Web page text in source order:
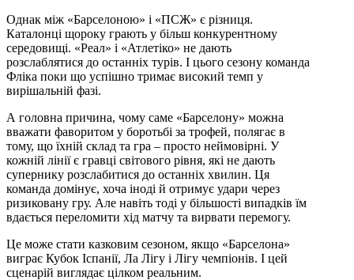
Однак між «Барселоною» і «ПСЖ» є різниця.
Каталонці щороку грають у більш конкурентному
середовищі. «Реал» і «Атлетіко» не дають
розслаблятися до останніх турів. І цього сезону команда
Фліка поки що успішно тримає високий темп у
вирішальній фазі.
А головна причина, чому саме «Барселону» можна
вважати фаворитом у боротьбі за трофей, полягає в
тому, що їхній склад та гра – просто неймовірні. У
кожній лінії є гравці світового рівня, які не дають
супернику розслабитися до останніх хвилин. Ця
команда домінує, хоча іноді й отримує удари через
ризиковану гру. Але навіть тоді у більшості випадків їм
вдається переломити хід матчу та вирвати перемогу.
Це може стати казковим сезоном, якщо «Барселона»
виграє Кубок Іспанії, Ла Лігу і Лігу чемпіонів. І цей
сценарій виглядає цілком реальним.